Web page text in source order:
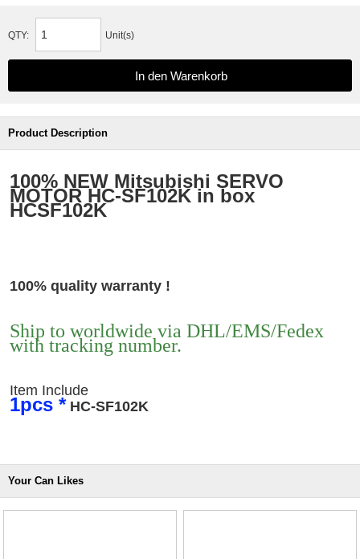
QTY: Unit(s)
Product Description
100% NEW Mitsubishi SERVO
MOTOR HC-SF102K in box
HCSF102K
100% quality warranty !
Ship to worldwide via DHL/EMS/Fedex
with tracking number.
Item Include
1pcs * HC-SF102K
Your Can Likes